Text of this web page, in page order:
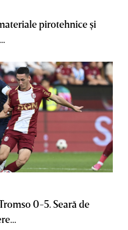
pirotehnice şi
0-5. Seară de